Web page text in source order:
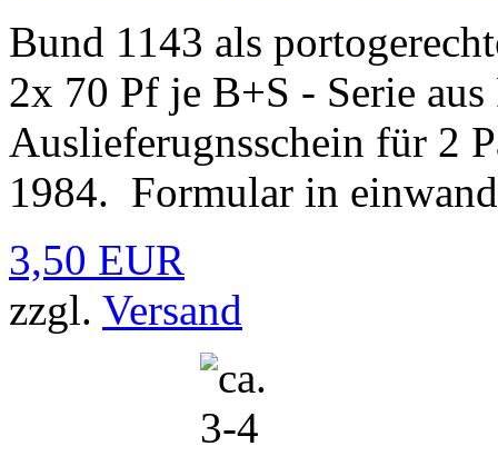
Bund 1143 als
2x 70 Pf je B+S - Serie
Auslieferugnsschein für 2
1984. Formular in
3,50 EUR
zzgl. Versand